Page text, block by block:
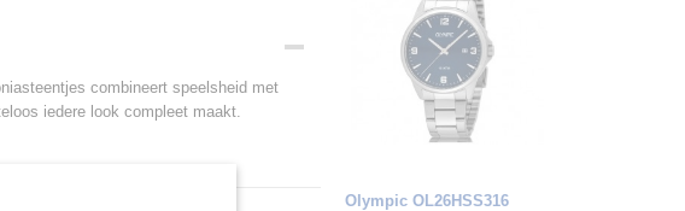
combineert speelsheid met
iedere look compleet maakt.
Olympic OL26HSS316